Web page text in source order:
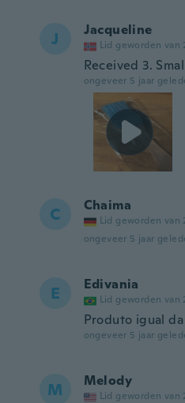
J Jacqueline
Lid geworden van
Received 3.
ongeveer 5 jaar
C Chaima
Lid geworden van
ongeveer 5 jaar
E Edivania
Lid geworden van
Produto igual
ongeveer 5 jaar
M Melody
Lid geworden van